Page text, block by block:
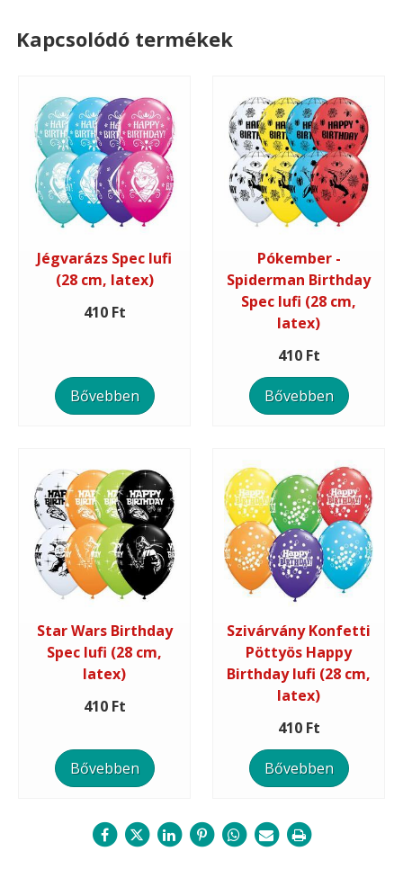
Kapcsolódó termékek
Jégvarázs Spec lufi
(28 cm, latex)
410 Ft
Bővebben
Pókember -
Spiderman Birthday
Spec lufi (28 cm,
latex)
410 Ft
Bővebben
Star Wars Birthday
Spec lufi (28 cm,
latex)
410 Ft
Bővebben
Szivárvány Konfetti
Pöttyös Happy
Birthday lufi (28 cm,
latex)
410 Ft
Bővebben